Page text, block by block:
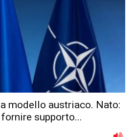
modello austriaco. Nato:
supporto...